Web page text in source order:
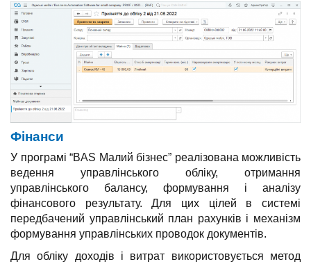
Фінанси
У програмі “BAS Малий бізнес” реалізована можливість
ведення управлінського обліку, отримання
управлінського балансу, формування і аналізу
фінансового результату. Для цих цілей в системі
передбачений управлінський план рахунків і механізм
формування управлінських проводок документів.
Для обліку доходів і витрат використовується метод